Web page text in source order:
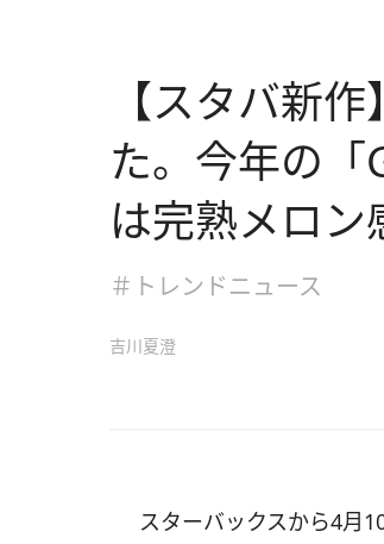
【スタバ新
た。今年の「
は完熟メロン
＃トレンドニュース
吉川夏澄
スターバックスから4月